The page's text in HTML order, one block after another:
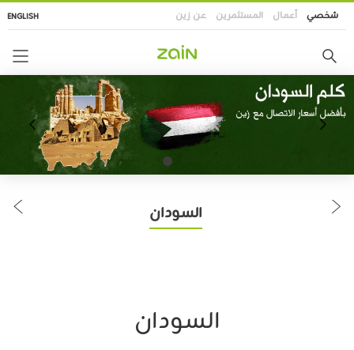
تجاوز
إلى
الرئيسي
شخصي أعمال المستثمرين عن زين ENGLISH
السودان
السودان